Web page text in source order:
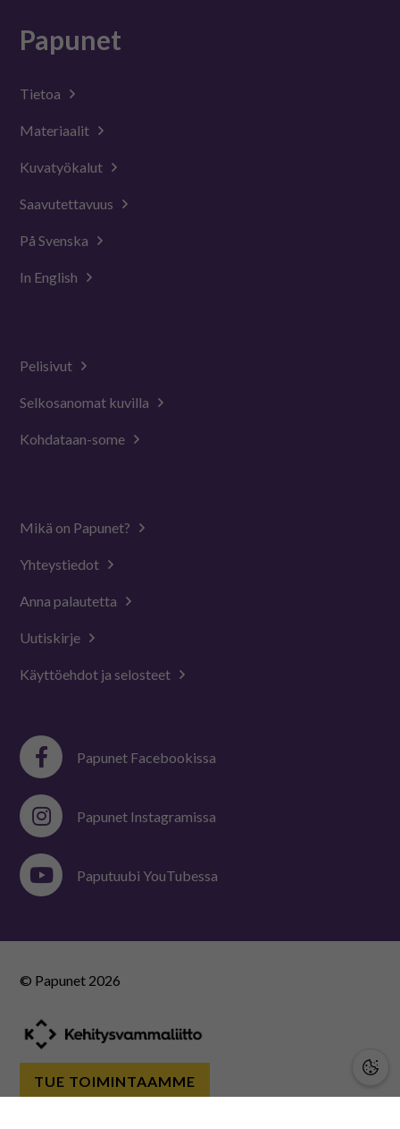
Papunet
Tietoa
Materiaalit
Kuvatyökalut
Saavutettavuus
På Svenska
In English
Pelisivut
Selkosanomat kuvilla
Kohdataan-some
Mikä on Papunet?
Yhteystiedot
Anna palautetta
Uutiskirje
Käyttöehdot ja selosteet
Papunet Facebookissa
Papunet Instagramissa
Paputuubi YouTubessa
© Papunet 2026
TUE TOIMINTAAMME